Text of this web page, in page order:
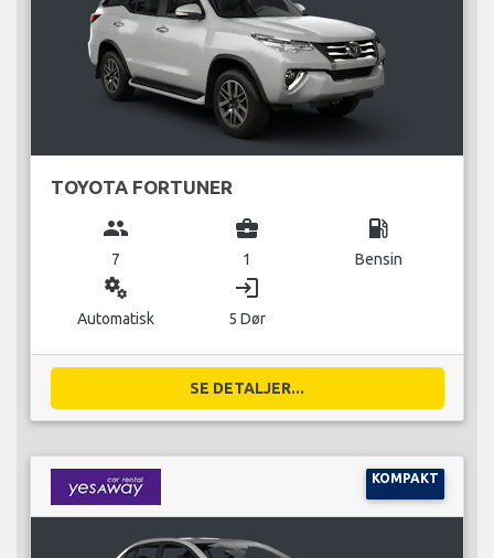
TOYOTA FORTUNER
group
7
business_center
1
local_gas_station
Bensin
miscellaneous_services
Automatisk
login
5 Dør
SE DETALJER...
KOMPAKT